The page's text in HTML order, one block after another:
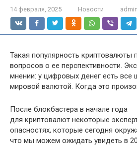
14 февраля, 2025 Новости admin
Такая популярность криптовалюты
вопросов о ее перспективности.
мнении: у цифровых денег есть все
мировой валютой. Когда это
После блокбастера в начале года
для криптовалют некоторые
опасностях, которые сегодня
что мы можем ожидать увидеть в